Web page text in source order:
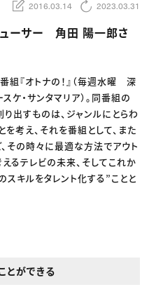
らせ
2016.03.14 2023.03.31
ューサー 角田 陽一郎さ
組『オトナの！』（毎週水曜 深
ケ・サンタマリア）。同番組の
出すものは、ジャンルにとらわ
考え、それを番組として、また
その時々に最適な方法でアウト
るテレビの未来、そしてこれか
キルをタレント化する”ことと
とができる